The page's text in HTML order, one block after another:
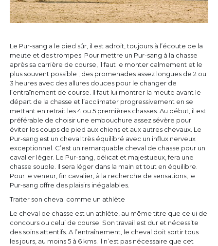
Le Pur-sang a le pied sûr, il est adroit, toujours à l’écoute de la
meute et des trompes. Pour mettre un Pur-sang à la chasse
après sa carrière de course, il faut le monter calmement et le
plus souvent possible ; des promenades assez longues de 2 ou
3 heures avec des allures douces pour le changer de
l’entraînement de course. Il faut lui montrer la meute avant le
départ de la chasse et l’acclimater progressivement en se
mettant en retrait les 4 ou 5 premières chasses. Au début, il est
préférable de choisir une embouchure assez sévère pour
éviter les coups de pied aux chiens et aux autres chevaux. Le
Pur-sang est un cheval très équilibré avec un influx nerveux
exceptionnel. C’est un remarquable cheval de chasse pour un
cavalier léger. Le Pur-sang, délicat et majestueux, fera une
chasse souple. Il sera léger dans la main et tout en équilibre.
Pour le veneur, fin cavalier, à la recherche de sensations, le
Pur-sang offre des plaisirs inégalables.
Traiter son cheval comme un athlète
Le cheval de chasse est un athlète, au même titre que celui de
concours ou celui de course. Son travail est dur et nécessite
des soins attentifs. A l’entraînement, le cheval doit sortir tous
les jours, au moins 5 à 6 kms. Il n’est pas nécessaire que cet